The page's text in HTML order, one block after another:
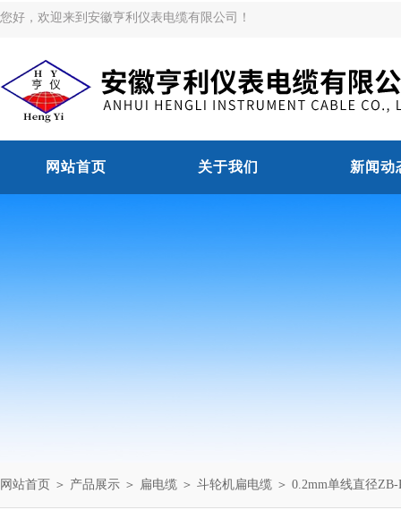
您好，欢迎来到安徽亨利仪表电缆有限公司！
网站首页 关于我们 新闻动
网站首页 ＞ 产品展示 ＞ 扁电缆 ＞ 斗轮机扁电缆 ＞ 0.2mm单线直径